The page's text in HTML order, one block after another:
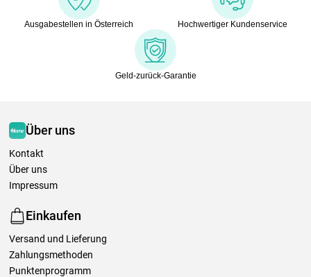
Ausgabestellen in Österreich Hochwertiger Kundenservice
Geld-zurück-Garantie
Über uns
Kontakt
Über uns
Impressum
Einkaufen
Versand und Lieferung
Zahlungsmethoden
Punktenprogramm